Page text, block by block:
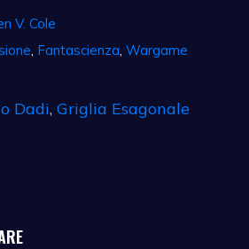
V. Cole
Fantascienza Wargame
Dadi, Griglia Esagonale